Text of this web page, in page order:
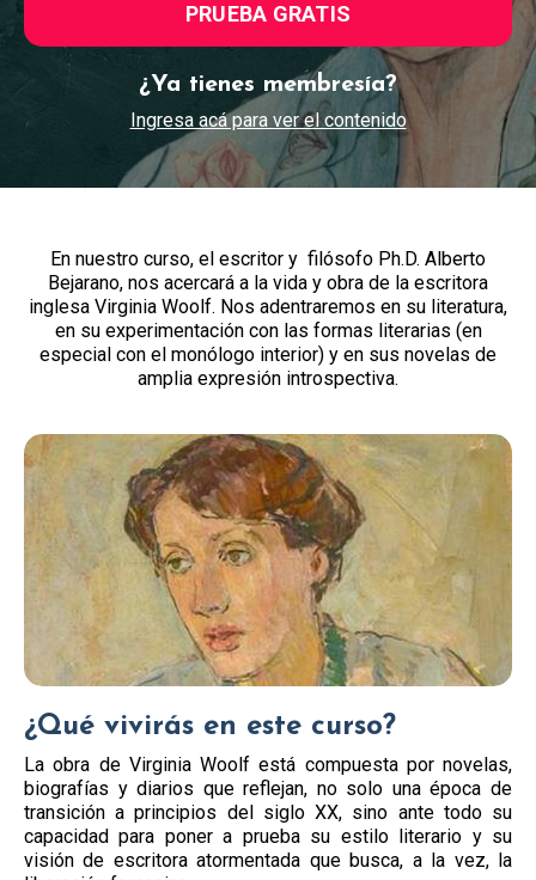
PRUEBA GRATIS
¿Ya tienes membresía?
Ingresa acá para ver el contenido
En nuestro curso, el escritor y filósofo Ph.D. Alberto
Bejarano, nos acercará a la vida y obra de la escritora
inglesa Virginia Woolf. Nos adentraremos en su literatura,
en su experimentación con las formas literarias (en
especial con el monólogo interior) y en sus novelas de
amplia expresión introspectiva.
¿Qué vivirás en este curso?
La obra de Virginia Woolf está compuesta por novelas,
biografías y diarios que reflejan, no solo una época de
transición a principios del siglo XX, sino ante todo su
capacidad para poner a prueba su estilo literario y su
visión de escritora atormentada que busca, a la vez, la